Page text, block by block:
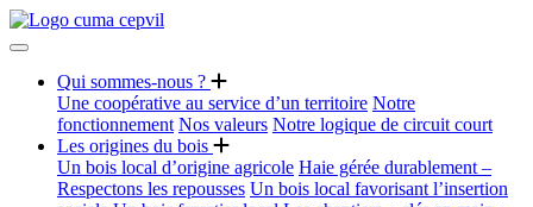
Qui sommes-nous ?
Une coopérative au service d’un territoire Notre
fonctionnement Nos valeurs Notre logique de circuit court
Les origines du bois
Un bois local d’origine agricole Haie gérée durablement –
Respectons les repousses Un bois local favorisant l’insertion